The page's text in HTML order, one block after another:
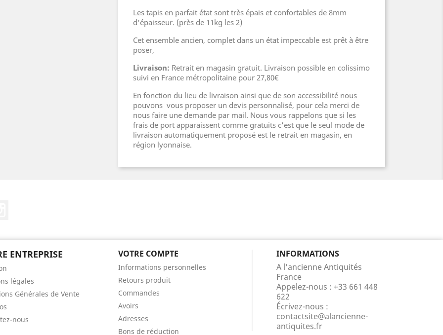
Les tapis en parfait état sont très épais et confortables de 8mm
d'épaisseur. (près de 11kg les 2)
Cet ensemble ancien, complet dans un état impeccable est prêt à être
poser,
Livraison: Retrait en magasin gratuit. Livraison possible en colissimo
suivi en France métropolitaine pour 27,80€
En fonction du lieu de livraison ainsi que de son accessibilité nous
pouvons vous proposer un devis personnalisé, pour cela merci de
nous faire une demande par mail. Nous vous rappelons que si les
frais de port apparaissent comme gratuits c'est que le seul mode de
livraison automatiquement proposé est le retrait en magasin, en
région lyonnaise.
ENTREPRISE
légales
Générales de Vente
nous
VOTRE COMPTE
Informations personnelles
Retours produit
Commandes
Avoirs
Adresses
Bons de réduction
INFORMATIONS
A l'ancienne Antiquités
France
Appelez-nous : +33 661 448
622
Écrivez-nous :
contactsite@alancienne-
antiquites.fr